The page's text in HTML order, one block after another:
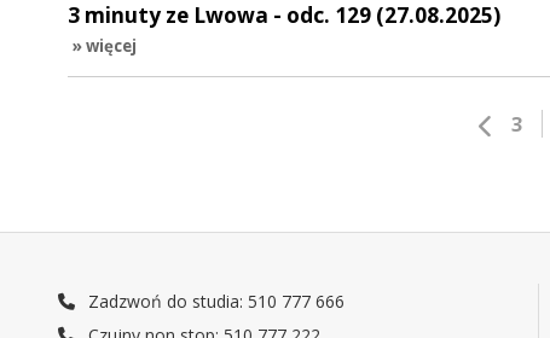
3 minuty ze Lwowa - odc. 129 (27.08.2025)
» więcej
3
Zadzwoń do studia: 510 777 666